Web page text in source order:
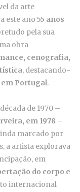
da arte
este ano 55 anos
pela sua
obra
cenografia,
, destacando-
em Portugal.
de 1970 –
em 1978 –
marcado por
a artista explorava
em
do corpo e
internacional